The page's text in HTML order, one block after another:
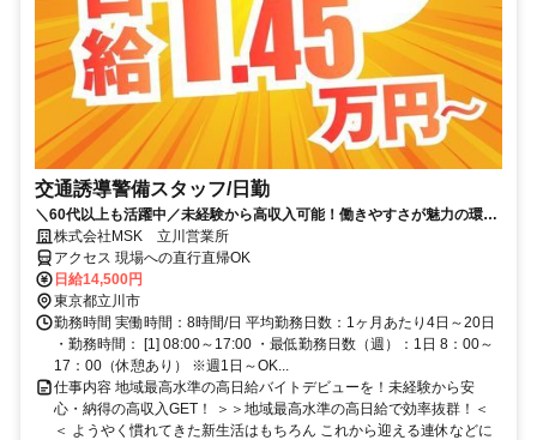
交通誘導警備スタッフ/日勤
＼60代以上も活躍中／未経験から高収入可能！働きやすさが魅力の環境
で警備員デビューをしませんか！【月収29万円可能！日払いもOK！】
勤務3日前迄シフト申請が可能です！週1日～・短期もOK！あなたのラ
イフスタイルに合わせてお仕事しませんか！未経験者大歓迎！年代幅広
く活躍しています。
株式会社MSK 立川営業所
アクセス 現場への直行直帰OK
日給14,500円
東京都立川市
勤務時間 実働時間：8時間/日 平均勤務日数：1ヶ月あたり4日～20日
・勤務時間： [1] 08:00～17:00 ・最低勤務日数（週）：1日 8：00～
17：00（休憩あり） ※週1日～OK...
仕事内容 地域最高水準の高日給バイトデビューを！未経験から安
心・納得の高収入GET！ ＞＞地域最高水準の高日給で効率抜群！＜
＜ ようやく慣れてきた新生活はもちろん これから迎える連休などに